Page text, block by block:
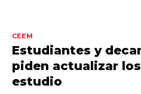
CEEM
Estudiantes y
piden actualizar
estudio